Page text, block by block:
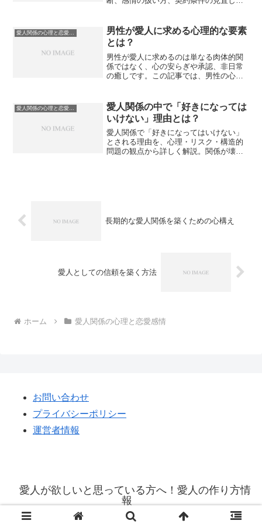
男性が愛人に求める心理的な要素
とは？
男性が愛人に求めるのは単なる肉体的関
係ではなく、心の安らぎや承認、非日常
の癒しです。この記事では、男性の心理
愛人関係の中で「好きになっては
いけない」理由とは？
愛人関係で「好きになってはいけない」
とされる理由を、心理・リスク・構造的
問題の観点から詳しく解説。関係が壊れ
長期的な愛人関係を築くための心構え
愛人としての信頼を築く方法
ホーム 愛人関係の心理と恋愛感情
お問い合わせ
プライバシーポリシー
運営者情報
愛人が欲しいと思っている方へ！愛人の作り方情
報
© 2021 愛人が欲しいと思っている方へ！愛人の作り方情報.